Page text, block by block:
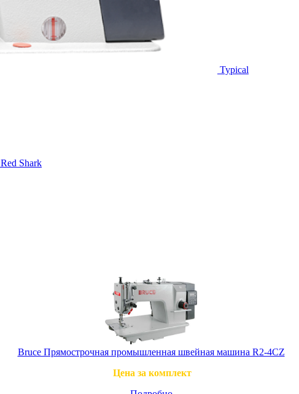
Typical
Red Shark
Bruce Прямострочная промышленная швейная машина R2-4CZ
Цена за комплект